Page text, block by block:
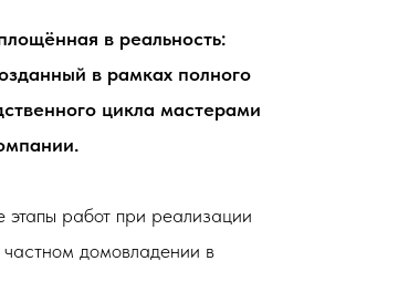
в реальность:
в рамках полного
цикла мастерами
работ при реализации
астном домовладении в